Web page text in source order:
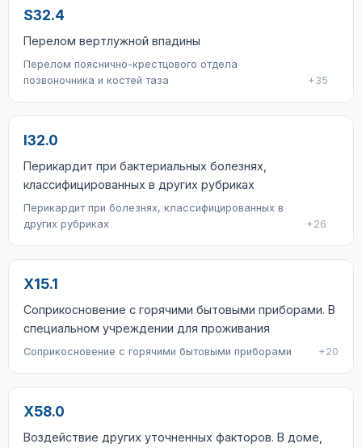
S32.4
Перелом вертлужной впадины
Перелом пояснично-крестцового отдела
позвоночника и костей таза
+35
I32.0
Перикардит при бактериальных болезнях,
классифицированных в других рубриках
Перикардит при болезнях, классифицированных в
других рубриках
+26
X15.1
Соприкосновение с горячими бытовыми приборами. В
специальном учреждении для проживания
Соприкосновение с горячими бытовыми приборами +20
X58.0
Воздействие других уточненных факторов. В доме,